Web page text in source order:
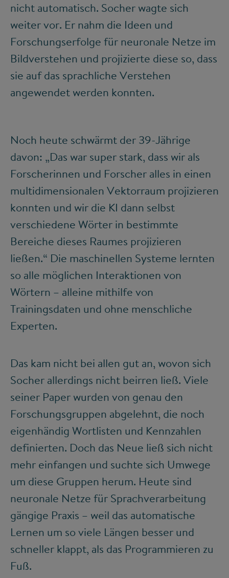
nicht automatisch. Socher wagte sich
weiter vor. Er nahm die Ideen und
Forschungserfolge für neuronale Netze im
Bildverstehen und projizierte diese so, dass
sie auf das sprachliche Verstehen
angewendet werden konnten.
Noch heute schwärmt der 39-Jährige
davon: „Das war super stark, dass wir als
Forscherinnen und Forscher alles in einen
multidimensionalen Vektorraum projizieren
konnten und wir die KI dann selbst
verschiedene Wörter in bestimmte
Bereiche dieses Raumes projizieren
ließen.“ Die maschinellen Systeme lernten
so alle möglichen Interaktionen von
Wörtern – alleine mithilfe von
Trainingsdaten und ohne menschliche
Experten.
Das kam nicht bei allen gut an, wovon sich
Socher allerdings nicht beirren ließ. Viele
seiner Paper wurden von genau den
Forschungsgruppen abgelehnt, die noch
eigenhändig Wortlisten und Kennzahlen
definierten. Doch das Neue ließ sich nicht
mehr einfangen und suchte sich Umwege
um diese Gruppen herum. Heute sind
neuronale Netze für Sprachverarbeitung
gängige Praxis – weil das automatische
Lernen um so viele Längen besser und
schneller klappt, als das Programmieren zu
Fuß.